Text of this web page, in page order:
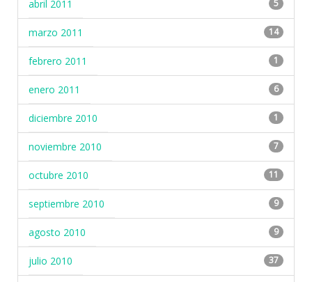
abril 2011 5
marzo 2011 14
febrero 2011 1
enero 2011 6
diciembre 2010 1
noviembre 2010 7
octubre 2010 11
septiembre 2010 9
agosto 2010 9
julio 2010 37